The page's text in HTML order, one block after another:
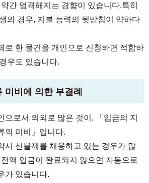
간 엄격해지는 경향이 있습니다.특히
의 경우, 지불 능력의 뒷받침이 약하다
로 한 물건을 개인으로 신청하면 적합하
우도 있습니다.
미비에 의한 부결례
으로서 의외로 많은 것이, 「입금의 지
의 미비」입니다.
시 선불제를 채용하고 있는 경우가 많
액 입금이 완료되지 않으면 자동으로
가 있습니다.